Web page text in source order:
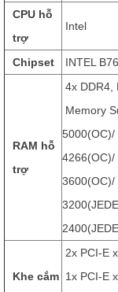
CPU hỗ
trợ
Intel
Chipset INTEL
RAM hỗ
trợ
4x DDR4,
Memory
5000(OC)/
4266(OC)/
3600(OC)/
Khe cắm
2x PCI-E
1x PCI-E